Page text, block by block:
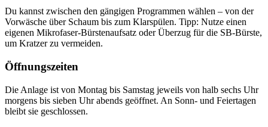
Du kannst zwischen den gängigen Programmen wählen – von der
Vorwäsche über Schaum bis zum Klarspülen. Tipp: Nutze einen
eigenen Mikrofaser-Bürstenaufsatz oder Überzug für die SB-Bürste,
um Kratzer zu vermeiden.
Öffnungszeiten
Die Anlage ist von Montag bis Samstag jeweils von halb sechs Uhr
morgens bis sieben Uhr abends geöffnet. An Sonn- und Feiertagen
bleibt sie geschlossen.